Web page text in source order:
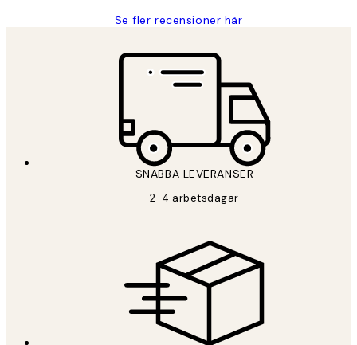
Se fler recensioner här
SNABBA LEVERANSER
2-4 arbetsdagar